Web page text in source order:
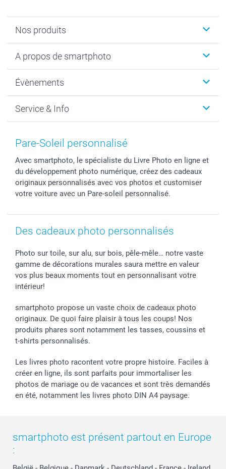
Nos produits
Cadeaux photo
MyNameBook
Développement photo & Tirage photo
Cadres photo & accessoires déco
Calendrier photos & Agendas photo
Stickers & Etiquettes
Chèque Cadeau
A propos de smartphoto
Durabilité
Gestion des cookies
Mentions Légales
Affiliation
Investor Relations
B2B smartbusiness
Évènements
Nouvel An
Fête des Mères
Confirmation ou communion
Mariage
Fête d'anniversaire
Tous les évènements
Service & Info
Tarifs et frais de livraison
Livraison en 48 heures
Modes de Paiement
Identifiez-vous
Statut de ma commande
smarfriends
smartbonus
Pare-Soleil personnalisé
Avec smartphoto, le spécialiste du Livre Photo en ligne et
du développement photo numérique, créez des cadeaux
originaux personnalisés avec vos photos et customiser
votre voiture avec un Pare-soleil personnalisé.
Des cadeaux photo personnalisés
Photo sur toile, sur alu, sur bois, pêle-mêle… notre vaste
gamme de décorations murales saura mettre en valeur
vos plus beaux moments tout en personnalisant votre
intérieur!
smartphoto propose un vaste choix de cadeaux photo
originaux. De quoi faire plaisir à tous les coups! Nos
produits phares sont notamment les tasses, coussins et
t-shirts personnalisés.
Les livres photo racontent votre propre histoire. Faciles à
créer en ligne, ils sont parfaits pour immortaliser les
photos de mariage ou de vacances et sont très demandés
en été, notamment les livres photo DIN A4 paysage.
smartphoto est présent partout en Europe
: